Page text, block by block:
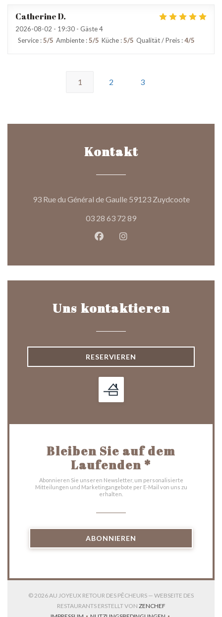
CatherineD
2026-08-02 - 19:30 - Gäste 4
Service :5/5 Ambiente :5/5 Küche :5/5 Qualität / Preis :4/5
1 2 3
Kontakt
93 Rue du Général de Gaulle 59123 Zuydcoote((öffnet
03 28 63 72 89
Facebook ((öffnet ein neues
Instagram ((öffnet ein
Uns kontaktieren
RESERVIEREN
Bleiben Sie auf dem
Laufenden *
Abonnieren Sie unseren Newsletter, um personalisierte
Mitteilungen und Marketingangebote per E-Mail von uns zu
erhalten.
ABONNIEREN
© 2026 AU JOYEUX RETOUR DES PÊCHEURS — WEBSEITE DES
RESTAURANTS ERSTELLT VON ZENCHEF((ÖFFNET EIN